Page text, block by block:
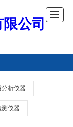
公司
分析仪器
测仪器